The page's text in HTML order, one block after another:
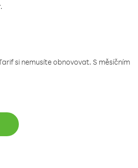
si nemusíte obnovovat. S měsíčním